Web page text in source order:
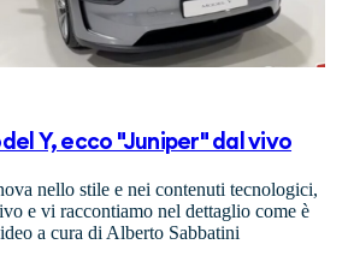
Y, ecco "Juniper" dal vivo
nello stile e nei contenuti tecnologici,
e vi raccontiamo nel dettaglio come è
a cura di Alberto Sabbatini